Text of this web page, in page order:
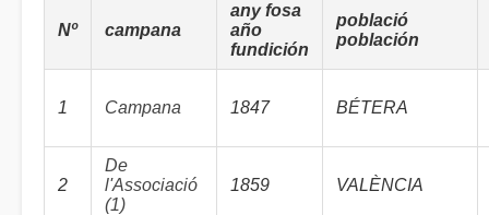
Nº campana
any fosa
año
fundición
població
población
1 Campana 1847 BÉTERA
2
De
l'Associació
(1)
1859 VALÈNCIA